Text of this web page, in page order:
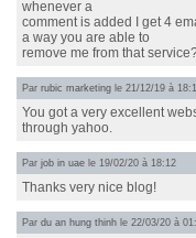
whenever a
comment is added I get 4
a way you are able to
remove me from that
Par rubic marketing le 21/12/19 à
You got a very excellent
through yahoo.
Par job in uae le 19/02/20 à 18:12
Thanks very nice blog!
Par du an hung thinh le 22/03/20 à